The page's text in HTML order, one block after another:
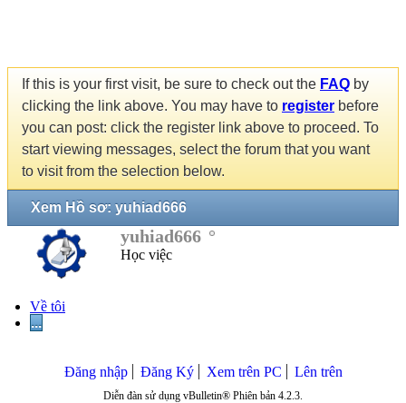
If this is your first visit, be sure to check out the FAQ by
clicking the link above. You may have to register before
you can post: click the register link above to proceed. To
start viewing messages, select the forum that you want
to visit from the selection below.
Xem Hồ sơ: yuhiad666
yuhiad666
Học việc
Về tôi
...
Đăng nhập Đăng Ký Xem trên PC Lên trên
Diễn đàn sử dụng vBulletin® Phiên bản 4.2.3.